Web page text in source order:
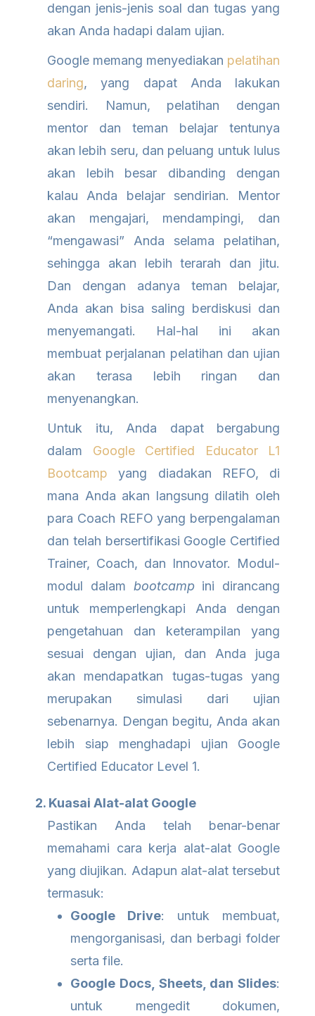
dengan jenis-jenis soal dan tugas yang
akan Anda hadapi dalam ujian.
Google memang menyediakan pelatihan
daring, yang dapat Anda lakukan
sendiri. Namun, pelatihan dengan
mentor dan teman belajar tentunya
akan lebih seru, dan peluang untuk lulus
akan lebih besar dibanding dengan
kalau Anda belajar sendirian. Mentor
akan mengajari, mendampingi, dan
“mengawasi” Anda selama pelatihan,
sehingga akan lebih terarah dan jitu.
Dan dengan adanya teman belajar,
Anda akan bisa saling berdiskusi dan
menyemangati. Hal-hal ini akan
membuat perjalanan pelatihan dan ujian
akan terasa lebih ringan dan
menyenangkan.
Untuk itu, Anda dapat bergabung
dalam Google Certified Educator L1
Bootcamp yang diadakan REFO, di
mana Anda akan langsung dilatih oleh
para Coach REFO yang berpengalaman
dan telah bersertifikasi Google Certified
Trainer, Coach, dan Innovator. Modul-
modul dalam bootcampini dirancang
untuk memperlengkapi Anda dengan
pengetahuan dan keterampilan yang
sesuai dengan ujian, dan Anda juga
akan mendapatkan tugas-tugas yang
merupakan simulasi dari ujian
sebenarnya. Dengan begitu, Anda akan
lebih siap menghadapi ujian Google
Certified Educator Level 1.
2. Kuasai Alat-alat Google
Pastikan Anda telah benar-benar
memahami cara kerja alat-alat Google
yang diujikan. Adapun alat-alat tersebut
termasuk:
Google Drive: untuk membuat,
mengorganisasi, dan berbagi folder
serta file.
Google Docs, Sheets, dan Slides:
untuk mengedit dokumen,